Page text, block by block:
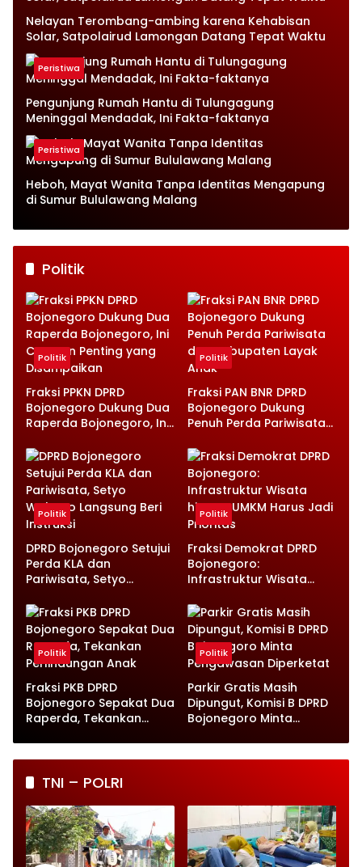
Nelayan Terombang-ambing karena Kehabisan
Solar, Satpolairud Lamongan Datang Tepat Waktu
Peristiwa
Pengunjung Rumah Hantu di Tulungagung
Meninggal Mendadak, Ini Fakta-faktanya
Peristiwa
Heboh, Mayat Wanita Tanpa Identitas Mengapung
di Sumur Bululawang Malang
Politik
Politik
Fraksi PPKN DPRD
Bojonegoro Dukung Dua
Raperda Bojonegoro, Ini
Disampaikan
Politik
Fraksi PAN BNR DPRD
Bojonegoro Dukung
Penuh Perda Pariwisata
Anak
Politik
DPRD Bojonegoro Setujui
Perda KLA dan
Pariwisata, Setyo
Instruksi
Politik
Fraksi Demokrat DPRD
Bojonegoro:
Infrastruktur Wisata
Prioritas
Politik
Fraksi PKB DPRD
Bojonegoro Sepakat Dua
Raperda, Tekankan
Politik
Parkir Gratis Masih
Dipungut, Komisi B DPRD
Bojonegoro Minta
TNI – POLRI